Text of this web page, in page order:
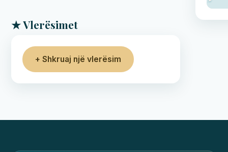
★ Vlerësimet
+ Shkruaj një vlerësim